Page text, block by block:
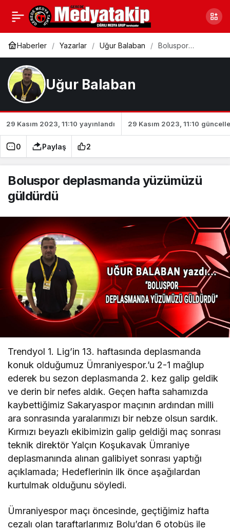
Haberler Yazarlar Uğur Balaban
Boluspor
Uğur Balaban
29 Kasım 2023, 11:10 yayınlandı 29 Kasım 2023, 11:10
0 Paylaş 2
Boluspor deplasmanda yüzümüzü
güldürdü
Trendyol 1. Lig’in 13. haftasında deplasmanda
konuk olduğumuz Ümraniyespor.’u 2-1 mağlup
ederek bu sezon deplasmanda 2. kez galip geldik
ve derin bir nefes aldık. Geçen hafta sahamızda
kaybettiğimiz Sakaryaspor maçının ardından milli
ara sonrasında yaralarımızı bir nebze olsun sardık.
Kırmızı beyazlı ekibimizin galip geldiği maç sonrası
teknik direktör Yalçın Koşukavak Ümraniye
deplasmanında alınan galibiyet sonrası yaptığı
açıklamada; Hedeflerinin ilk önce aşağılardan
kurtulmak olduğunu söyledi.
Ümraniyespor maçı öncesinde, geçtiğimiz hafta
cezalı olan taraftarlarımız Bolu’dan 6 otobüs ile
Boluspor evinde
hüsrana uğradı
Paylaş